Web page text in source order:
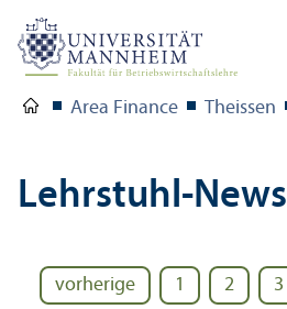
Area Finance Theissen
Lehr­stuhl-News
vorherige 1 2 3